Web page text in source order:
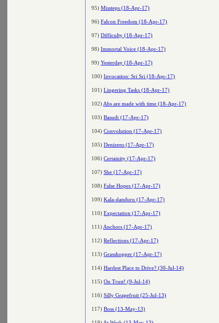
95) Missteps (18-Apr-17)
96) Falcon Freedom (18-Apr-17)
97) Difficulty (18-Apr-17)
98) Immortal Voice (18-Apr-17)
99) Yesterday (18-Apr-17)
100) Invocation: Sri Sri (18-Apr-17)
101) Lingering Tasks (18-Apr-17)
102) Abs are made with time (18-Apr-17)
103) Basudi (17-Apr-17)
104) Convolution (17-Apr-17)
105) Denizens (17-Apr-17)
106) Certainity (17-Apr-17)
107) She (17-Apr-17)
108) False Hopes (17-Apr-17)
109) Kala-danduru (17-Apr-17)
110) Expectation (17-Apr-17)
111) Anchors (17-Apr-17)
112) Reflections (17-Apr-17)
113) Grasshopper (17-Apr-17)
114) Hardest Place to Drive? (30-Jul-14)
115) On Trust! (9-Jul-14)
116) Silly Grapefruit (25-Jul-13)
117) Boss (13-May-13)